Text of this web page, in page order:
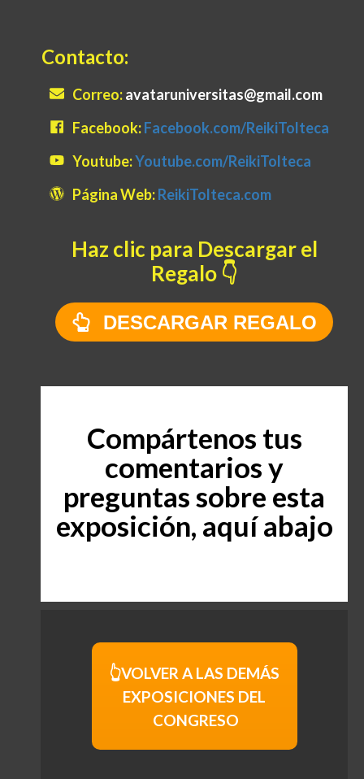
Contacto:
Correo:avataruniversitas@gmail.com
Facebook:Facebook.com/ReikiTolteca
Youtube:Youtube.com/ReikiTolteca
Página Web:ReikiTolteca.com
Haz clic para Descargar el
Regalo 👇
DESCARGAR REGALO
Compártenos tus
comentarios y
preguntas sobre esta
exposición, aquí abajo
👆VOLVER A LAS DEMÁS
EXPOSICIONES DEL
CONGRESO